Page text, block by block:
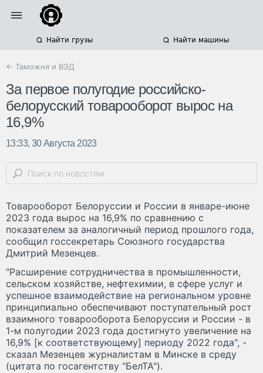
Найти грузы Найти машины
← Таможня и ВЭД
За первое полугодие российско-
белорусский товарооборот вырос на
16,9%
13:33, 30 Августа 2023
Товарооборот Белоруссии и России в январе-июне
2023 года вырос на 16,9% по сравнению с
показателем за аналогичный период прошлого года,
сообщил госсекретарь Союзного государства
Дмитрий Мезенцев.
"Расширение сотрудничества в промышленности,
сельском хозяйстве, нефтехимии, в сфере услуг и
успешное взаимодействие на региональном уровне
принципиально обеспечивают поступательный рост
взаимного товарооборота Белоруссии и России - в
1-м полугодии 2023 года достигнуто увеличение на
16,9% [к соответствующему] периоду 2022 года", -
сказал Мезенцев журналистам в Минске в среду
(цитата по госагентству "БелТА").